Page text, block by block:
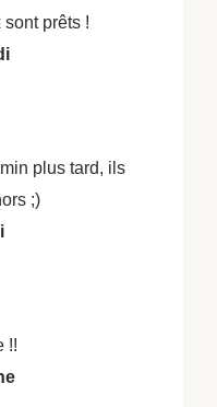
sont prêts !
plus tard, ils
;)
!!